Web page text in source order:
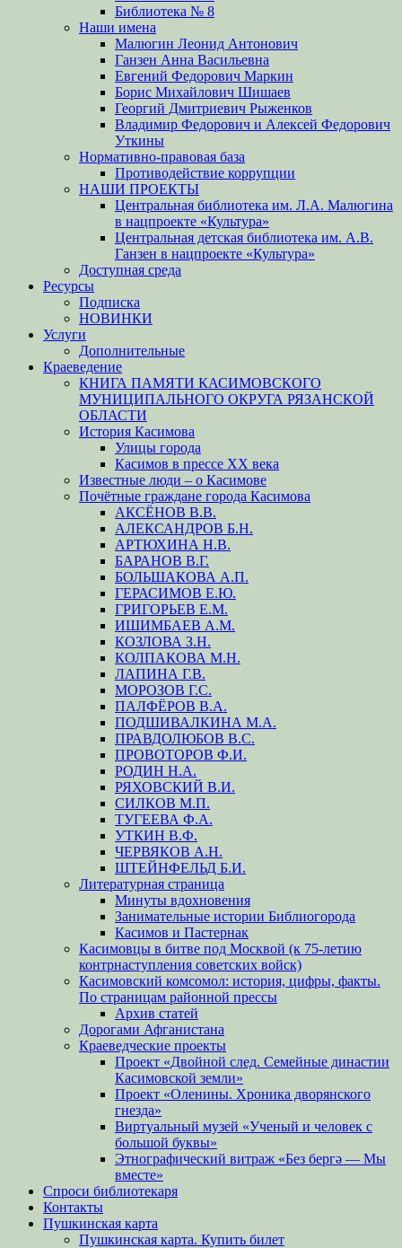
Библиотека № 8
Наши имена
Малюгин Леонид Антонович
Ганзен Анна Васильевна
Евгений Федорович Маркин
Борис Михайлович Шишаев
Георгий Дмитриевич Рыженков
Владимир Федорович и Алексей Федорович
Уткины
Нормативно-правовая база
Противодействие коррупции
НАШИ ПРОЕКТЫ
Центральная библиотека им. Л.А. Малюгина
в нацпроекте «Культура»
Центральная детская библиотека им. А.В.
Ганзен в нацпроекте «Культура»
Доступная среда
Ресурсы
Подписка
НОВИНКИ
Услуги
Дополнительные
Краеведение
КНИГА ПАМЯТИ КАСИМОВСКОГО
МУНИЦИПАЛЬНОГО ОКРУГА РЯЗАНСКОЙ
ОБЛАСТИ
История Касимова
Улицы города
Касимов в прессе XX века
Известные люди – о Касимове
Почётные граждане города Касимова
АКСЁНОВ В.В.
АЛЕКСАНДРОВ Б.Н.
АРТЮХИНА Н.В.
БАРАНОВ В.Г.
БОЛЬШАКОВА А.П.
ГЕРАСИМОВ Е.Ю.
ГРИГОРЬЕВ Е.М.
ИШИМБАЕВ А.М.
КОЗЛОВА З.Н.
КОЛПАКОВА М.Н.
ЛАПИНА Г.В.
МОРОЗОВ Г.С.
ПАЛФЁРОВ В.А.
ПОДШИВАЛКИНА М.А.
ПРАВДОЛЮБОВ В.С.
ПРОВОТОРОВ Ф.И.
РОДИН Н.А.
РЯХОВСКИЙ В.И.
СИЛКОВ М.П.
ТУГЕЕВА Ф.А.
УТКИН В.Ф.
ЧЕРВЯКОВ А.Н.
ШТЕЙНФЕЛЬД Б.И.
Литературная страница
Минуты вдохновения
Занимательные истории Библиогорода
Касимов и Пастернак
Касимовцы в битве под Москвой (к 75-летию
контрнаступления советских войск)
Касимовский комсомол: история, цифры, факты.
По страницам районной прессы
Архив статей
Дорогами Афганистана
Краеведческие проекты
Проект «Двойной след. Семейные династии
Касимовской земли»
Проект «Оленины. Хроника дворянского
гнезда»
Виртуальный музей «Ученый и человек с
большой буквы»
Этнографический витраж «Без бергə — Мы
вместе»
Спроси библиотекаря
Контакты
Пушкинская карта
Пушкинская карта. Купить билет